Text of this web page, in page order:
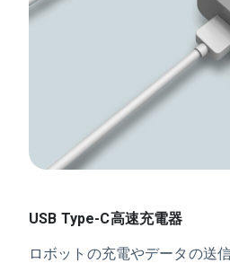
USB Type-C高速充電器
ロボットの充電やデータの送